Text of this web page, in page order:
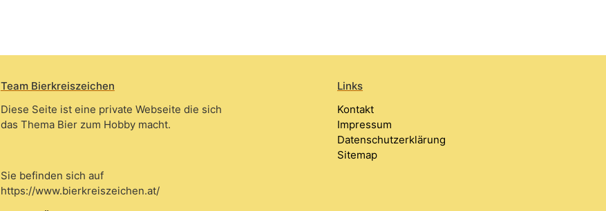
Team Bierkreiszeichen
Diese Seite ist eine private Webseite die sich
das Thema Bier zum Hobby macht.
Sie befinden sich auf
https://www.bierkreiszeichen.at/
Links
Kontakt
Impressum
Datenschutzerklärung
Sitemap